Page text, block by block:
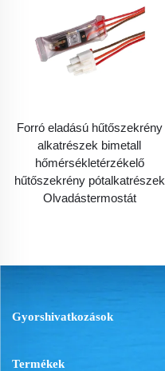
Forró eladású hűtőszekrény
alkatrészek bimetall
hőmérsékletérzékelő
hűtőszekrény pótalkatrészek
Olvadástermostát
Gyorshivatkozások
Termékek